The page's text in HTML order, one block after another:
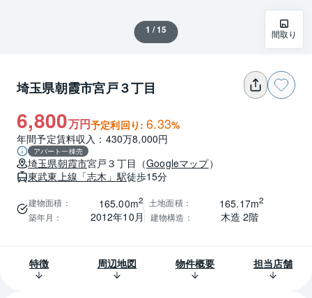
1 / 15 間取り
埼玉県朝霞市宮戸３丁目
6,800万円予定利回り:6.33%
年間予定賃料収入：430万8,000円
アパート一棟売
埼玉県朝霞市宮戸３丁目 （Googleマップ）
東武東上線 「志木」駅徒歩15分
建物面積 ： 165.00m2 土地面積： 165.17m2
築年月 ： 2012年10月 建物構造 ： 木造 2階
特徴 周辺地図 物件概要 担当店舗